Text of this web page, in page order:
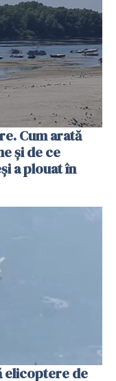
Cum arată
și de ce
a plouat în
elicoptere de